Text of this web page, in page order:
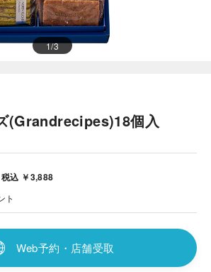
1/3
(Grandrecipes)18個入
税込 ￥3,888
ト
Web予約・店舗受取